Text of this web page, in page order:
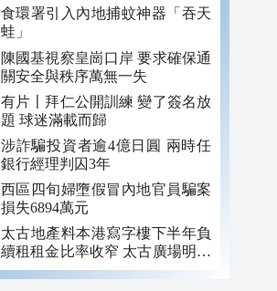
食環署引入內地捕蚊神器「吞天
蛙」
陳國基視察皇崗口岸 要求確保通
關安全與秩序萬無一失
有片〡拜仁公開訓練 變了簽名放
題 球迷滿載而歸
涉詐騙投資者逾4億日圓 兩時任
銀行經理判囚3年
西區四旬婦墮假冒內地官員騙案
損失6894萬元
太古地產料本港寫字樓下半年負
續租租金比率收窄 太古廣場明年
轉正